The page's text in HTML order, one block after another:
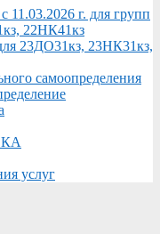
11.03.2026 г. для групп
22НК41кз
23ДО31кз, 23НК31кз,
самоопределения
услуг